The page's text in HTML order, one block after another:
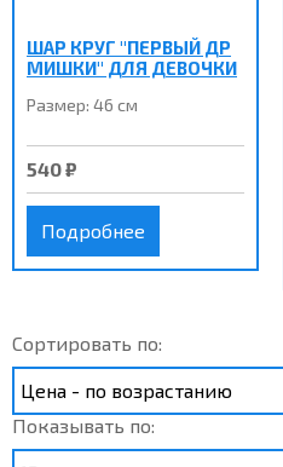
ШАР КРУГ "ПЕРВЫЙ ДР
МИШКИ" ДЛЯ ДЕВОЧКИ
Размер: 46 см
540 ₽
Подробнее
Сортировать по:
Показывать по: